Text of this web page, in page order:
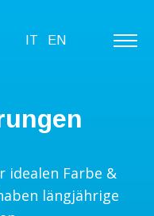
IT EN
idealen Farbe &
längjährige